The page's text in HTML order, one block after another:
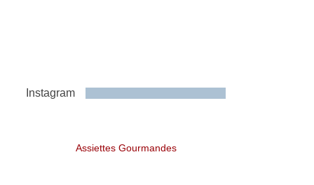
Instagram
Assiettes Gourmandes